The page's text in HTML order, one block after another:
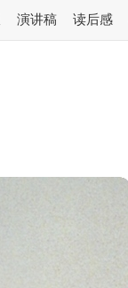
演讲稿 读后感